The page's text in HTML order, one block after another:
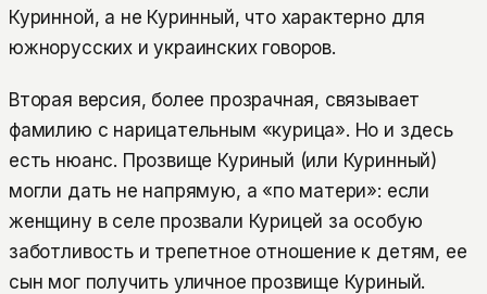
Куринной, а не Куринный, что характерно для
южнорусских и украинских говоров.
Вторая версия, более прозрачная, связывает
фамилию с нарицательным «курица». Но и здесь
есть нюанс. Прозвище Куриный (или Куринный)
могли дать не напрямую, а «по матери»: если
женщину в селе прозвали Курицей за особую
заботливость и трепетное отношение к детям, ее
сын мог получить уличное прозвище Куриный.